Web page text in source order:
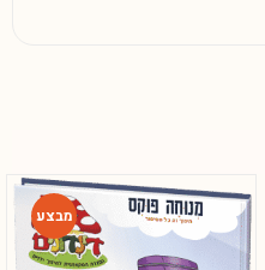
-54%